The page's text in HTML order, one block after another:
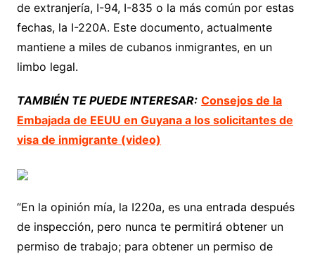
de extranjería, I-94, I-835 o la más común por estas
fechas, la I-220A. Este documento, actualmente
mantiene a miles de cubanos inmigrantes, en un
limbo legal.
TAMBIÉN TE PUEDE INTERESAR: Consejos de la
Embajada de EEUU en Guyana a los solicitantes de
visa de inmigrante (video)
“En la opinión mía, la I220a, es una entrada después
de inspección, pero nunca te permitirá obtener un
permiso de trabajo; para obtener un permiso de